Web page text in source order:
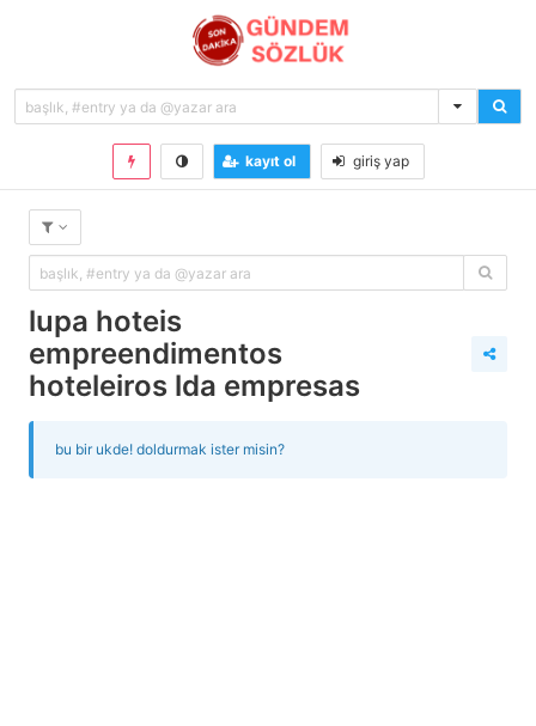
kayıt ol giriş yap
lupa hoteis
empreendimentos
hoteleiros lda empresas
bu bir ukde! doldurmak ister misin?